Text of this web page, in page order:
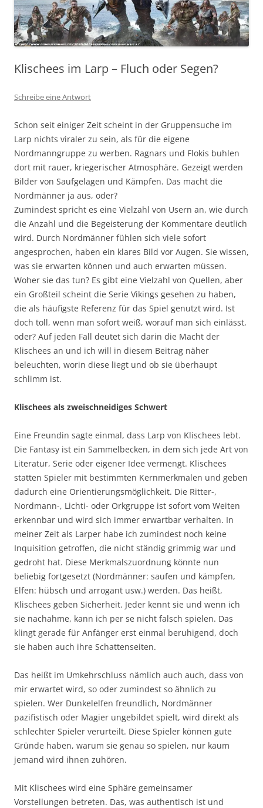
Klischees im Larp – Fluch oder Segen?
Schreibe eine Antwort
Schon seit einiger Zeit scheint in der Gruppensuche im
Larp nichts viraler zu sein, als für die eigene
Nordmanngruppe zu werben. Ragnars und Flokis buhlen
dort mit rauer, kriegerischer Atmosphäre. Gezeigt werden
Bilder von Saufgelagen und Kämpfen. Das macht die
Nordmänner ja aus, oder?
Zumindest spricht es eine Vielzahl von Usern an, wie durch
die Anzahl und die Begeisterung der Kommentare deutlich
wird. Durch Nordmänner fühlen sich viele sofort
angesprochen, haben ein klares Bild vor Augen. Sie wissen,
was sie erwarten können und auch erwarten müssen.
Woher sie das tun? Es gibt eine Vielzahl von Quellen, aber
ein Großteil scheint die Serie Vikings gesehen zu haben,
die als häufigste Referenz für das Spiel genutzt wird. Ist
doch toll, wenn man sofort weiß, worauf man sich einlässt,
oder? Auf jeden Fall deutet sich darin die Macht der
Klischees an und ich will in diesem Beitrag näher
beleuchten, worin diese liegt und ob sie überhaupt
schlimm ist.
Klischees als zweischneidiges Schwert
Eine Freundin sagte einmal, dass Larp von Klischees lebt.
Die Fantasy ist ein Sammelbecken, in dem sich jede Art von
Literatur, Serie oder eigener Idee vermengt. Klischees
statten Spieler mit bestimmten Kernmerkmalen und geben
dadurch eine Orientierungsmöglichkeit. Die Ritter-,
Nordmann-, Lichti- oder Orkgruppe ist sofort vom Weiten
erkennbar und wird sich immer erwartbar verhalten. In
meiner Zeit als Larper habe ich zumindest noch keine
Inquisition getroffen, die nicht ständig grimmig war und
gedroht hat. Diese Merkmalszuordnung könnte nun
beliebig fortgesetzt (Nordmänner: saufen und kämpfen,
Elfen: hübsch und arrogant usw.) werden. Das heißt,
Klischees geben Sicherheit. Jeder kennt sie und wenn ich
sie nachahme, kann ich per se nicht falsch spielen. Das
klingt gerade für Anfänger erst einmal beruhigend, doch
sie haben auch ihre Schattenseiten.
Das heißt im Umkehrschluss nämlich auch auch, dass von
mir erwartet wird, so oder zumindest so ähnlich zu
spielen. Wer Dunkelelfen freundlich, Nordmänner
pazifistisch oder Magier ungebildet spielt, wird direkt als
schlechter Spieler verurteilt. Diese Spieler können gute
Gründe haben, warum sie genau so spielen, nur kaum
jemand wird ihnen zuhören.
Mit Klischees wird eine Sphäre gemeinsamer
Vorstellungen betreten. Das, was authentisch ist und